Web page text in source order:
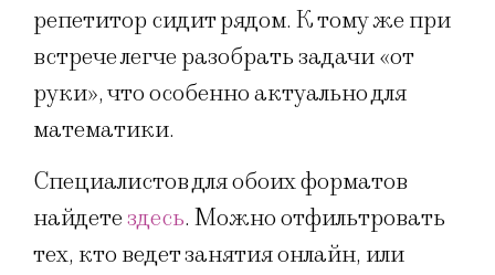
репетитор сидит рядом. К тому же при
встрече легче разобрать задачи «от
руки», что особенно актуально для
математики.
Специалистов для обоих форматов
найдетездесь. Можно отфильтровать
тех, кто ведет занятия онлайн, или